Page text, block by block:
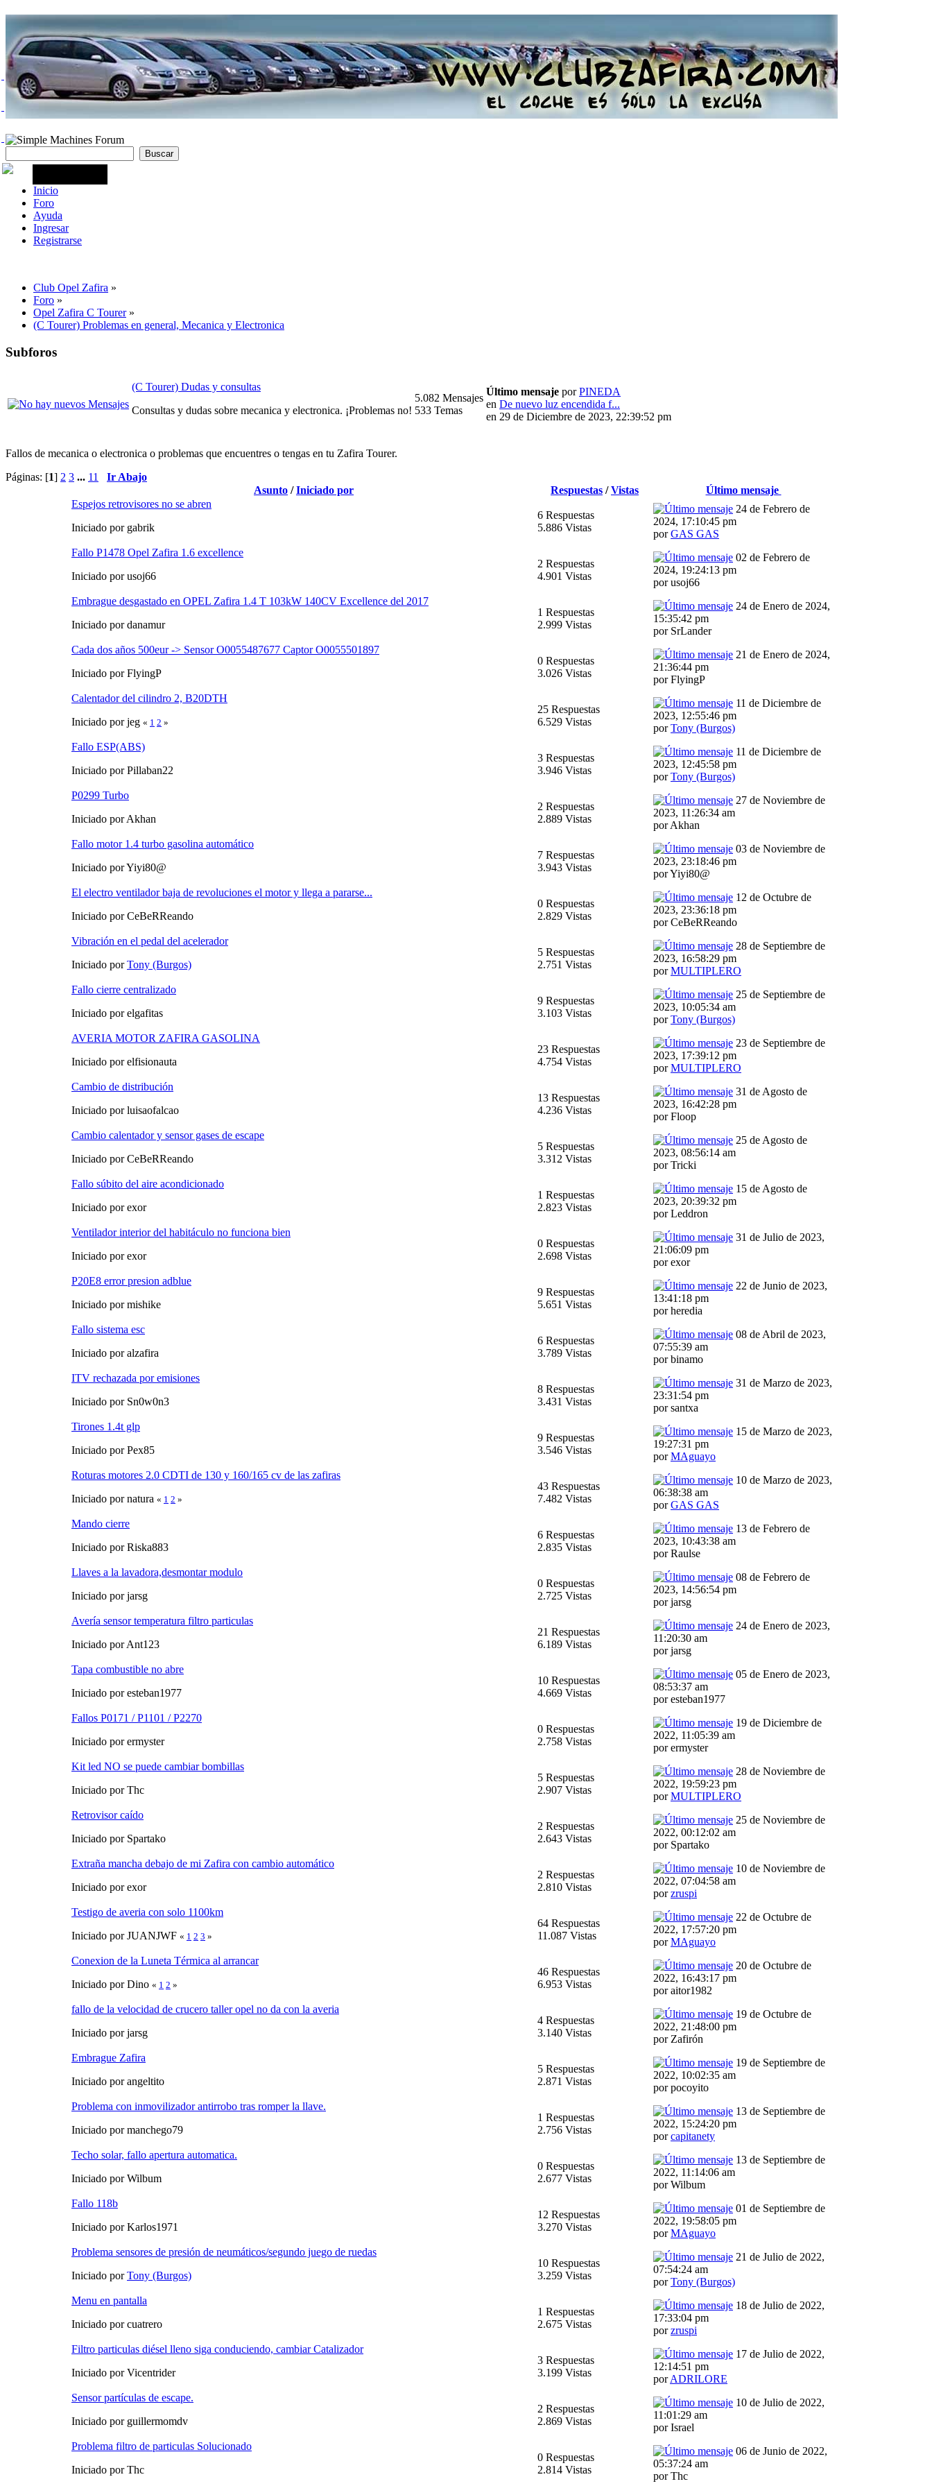
Inicio
Foro
Ayuda
Ingresar
Registrarse
Club Opel Zafira »
Foro »
Opel Zafira C Tourer»
(C Tourer) Problemas en general, Mecanica y Electronica
Subforos
(C Tourer) Dudas y consultas
Consultas y dudas sobre mecanica y electronica. ¡Problemas no!
5.082 Mensajes
533 Temas
Último mensaje porPINEDA
en De nuevo luz encendida f...
en 29 de Diciembre de 2023, 22:39:52 pm
Fallos de mecanica o electronica o problemas que encuentres o tengas en tu Zafira Tourer.
Páginas: [1] 2 3 ... 11
Ir Abajo
Asunto /Iniciado por Respuestas /Vistas
Último mensaje
Espejos retrovisores no se abren
Iniciado por gabrik
6 Respuestas
5.886 Vistas
24 de Febrero de
2024, 17:10:45 pm
porGAS GAS
Fallo P1478 Opel Zafira 1.6 excellence
Iniciado por usoj66
2 Respuestas
4.901 Vistas
02 de Febrero de
2024, 19:24:13 pm
por usoj66
Embrague desgastado en OPEL Zafira 1.4 T 103kW 140CV Excellence del 2017
Iniciado por danamur
1 Respuestas
2.999 Vistas
24 de Enero de 2024,
15:35:42 pm
por SrLander
Cada dos años 500eur -> Sensor O0055487677 Captor O0055501897
Iniciado por FlyingP
0 Respuestas
3.026 Vistas
21 de Enero de 2024,
21:36:44 pm
por FlyingP
Calentador del cilindro 2, B20DTH
Iniciado por jeg « 1 2 »
25 Respuestas
6.529 Vistas
11 de Diciembre de
2023, 12:55:46 pm
porTony (Burgos)
Fallo ESP(ABS)
Iniciado por Pillaban22
3 Respuestas
3.946 Vistas
11 de Diciembre de
2023, 12:45:58 pm
porTony (Burgos)
P0299 Turbo
Iniciado por Akhan
2 Respuestas
2.889 Vistas
27 de Noviembre de
2023, 11:26:34 am
por Akhan
Fallo motor 1.4 turbo gasolina automático
Iniciado por Yiyi80@
7 Respuestas
3.943 Vistas
03 de Noviembre de
2023, 23:18:46 pm
por Yiyi80@
El electro ventilador baja de revoluciones el motor y llega a pararse...
Iniciado por CeBeRReando
0 Respuestas
2.829 Vistas
12 de Octubre de
2023, 23:36:18 pm
por CeBeRReando
Vibración en el pedal del acelerador
Iniciado porTony (Burgos)
5 Respuestas
2.751 Vistas
28 de Septiembre de
2023, 16:58:29 pm
porMULTIPLERO
Fallo cierre centralizado
Iniciado por elgafitas
9 Respuestas
3.103 Vistas
25 de Septiembre de
2023, 10:05:34 am
porTony (Burgos)
AVERIA MOTOR ZAFIRA GASOLINA
Iniciado por elfisionauta
23 Respuestas
4.754 Vistas
23 de Septiembre de
2023, 17:39:12 pm
porMULTIPLERO
Cambio de distribución
Iniciado por luisaofalcao
13 Respuestas
4.236 Vistas
31 de Agosto de
2023, 16:42:28 pm
por Floop
Cambio calentador y sensor gases de escape
Iniciado por CeBeRReando
5 Respuestas
3.312 Vistas
25 de Agosto de
2023, 08:56:14 am
por Tricki
Fallo súbito del aire acondicionado
Iniciado por exor
1 Respuestas
2.823 Vistas
15 de Agosto de
2023, 20:39:32 pm
por Leddron
Ventilador interior del habitáculo no funciona bien
Iniciado por exor
0 Respuestas
2.698 Vistas
31 de Julio de 2023,
21:06:09 pm
por exor
P20E8 error presion adblue
Iniciado por mishike
9 Respuestas
5.651 Vistas
22 de Junio de 2023,
13:41:18 pm
por heredia
Fallo sistema esc
Iniciado por alzafira
6 Respuestas
3.789 Vistas
08 de Abril de 2023,
07:55:39 am
por binamo
ITV rechazada por emisiones
Iniciado por Sn0w0n3
8 Respuestas
3.431 Vistas
31 de Marzo de 2023,
23:31:54 pm
por santxa
Tirones 1.4t glp
Iniciado por Pex85
9 Respuestas
3.546 Vistas
15 de Marzo de 2023,
19:27:31 pm
porMAguayo
Roturas motores 2.0 CDTI de 130 y 160/165 cv de las zafiras
Iniciado por natura « 1 2 »
43 Respuestas
7.482 Vistas
10 de Marzo de 2023,
06:38:38 am
porGAS GAS
Mando cierre
Iniciado por Riska883
6 Respuestas
2.835 Vistas
13 de Febrero de
2023, 10:43:38 am
por Raulse
Llaves a la lavadora,desmontar modulo
Iniciado por jarsg
0 Respuestas
2.725 Vistas
08 de Febrero de
2023, 14:56:54 pm
por jarsg
Avería sensor temperatura filtro particulas
Iniciado por Ant123
21 Respuestas
6.189 Vistas
24 de Enero de 2023,
11:20:30 am
por jarsg
Tapa combustible no abre
Iniciado por esteban1977
10 Respuestas
4.669 Vistas
05 de Enero de 2023,
08:53:37 am
por esteban1977
Fallos P0171 / P1101 / P2270
Iniciado por ermyster
0 Respuestas
2.758 Vistas
19 de Diciembre de
2022, 11:05:39 am
por ermyster
Kit led NO se puede cambiar bombillas
Iniciado por Thc
5 Respuestas
2.907 Vistas
28 de Noviembre de
2022, 19:59:23 pm
porMULTIPLERO
Retrovisor caído
Iniciado por Spartako
2 Respuestas
2.643 Vistas
25 de Noviembre de
2022, 00:12:02 am
por Spartako
Extraña mancha debajo de mi Zafira con cambio automático
Iniciado por exor
2 Respuestas
2.810 Vistas
10 de Noviembre de
2022, 07:04:58 am
porzruspi
Testigo de averia con solo 1100km
Iniciado por JUANJWF « 1 2 3 »
64 Respuestas
11.087 Vistas
22 de Octubre de
2022, 17:57:20 pm
porMAguayo
Conexion de la Luneta Térmica al arrancar
Iniciado por Dino « 1 2 »
46 Respuestas
6.953 Vistas
20 de Octubre de
2022, 16:43:17 pm
por aitor1982
fallo de la velocidad de crucero taller opel no da con la averia
Iniciado por jarsg
4 Respuestas
3.140 Vistas
19 de Octubre de
2022, 21:48:00 pm
por Zafirón
Embrague Zafira
Iniciado por angeltito
5 Respuestas
2.871 Vistas
19 de Septiembre de
2022, 10:02:35 am
por pocoyito
Problema con inmovilizador antirrobo tras romper la llave.
Iniciado por manchego79
1 Respuestas
2.756 Vistas
13 de Septiembre de
2022, 15:24:20 pm
porcapitanety
Techo solar, fallo apertura automatica.
Iniciado por Wilbum
0 Respuestas
2.677 Vistas
13 de Septiembre de
2022, 11:14:06 am
por Wilbum
Fallo 118b
Iniciado por Karlos1971
12 Respuestas
3.270 Vistas
01 de Septiembre de
2022, 19:58:05 pm
porMAguayo
Problema sensores de presión de neumáticos/segundo juego de ruedas
Iniciado porTony (Burgos)
10 Respuestas
3.259 Vistas
21 de Julio de 2022,
07:54:24 am
porTony (Burgos)
Menu en pantalla
Iniciado por cuatrero
1 Respuestas
2.675 Vistas
18 de Julio de 2022,
17:33:04 pm
porzruspi
Filtro particulas diésel lleno siga conduciendo, cambiar Catalizador
Iniciado por Vicentrider
3 Respuestas
3.199 Vistas
17 de Julio de 2022,
12:14:51 pm
porADRILORE
Sensor partículas de escape.
Iniciado por guillermomdv
2 Respuestas
2.869 Vistas
10 de Julio de 2022,
11:01:29 am
por Israel
Problema filtro de particulas Solucionado
Iniciado por Thc
0 Respuestas
2.814 Vistas
06 de Junio de 2022,
05:37:24 am
por Thc